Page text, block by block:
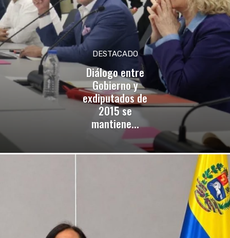
DESTACADO
Diálogo entre
Gobierno y
exdiputados de
2015 se
mantiene...